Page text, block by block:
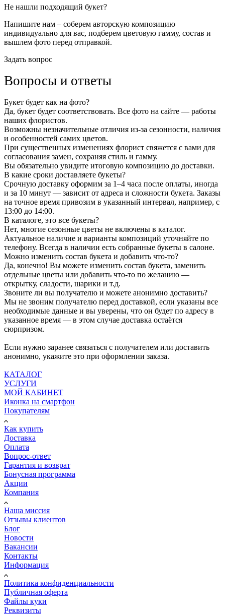
Не нашли подходящий букет?
Напишите нам – соберем авторскую композицию
индивидуально для вас, подберем цветовую гамму, состав и
вышлем фото перед отправкой.
Задать вопрос
Вопросы и ответы
Букет будет как на фото?
Да, букет будет соответствовать. Все фото на сайте — работы
наших флористов.
Возможны незначительные отличия из-за сезонности, наличия
и особенностей самих цветов.
При существенных изменениях флорист свяжется с вами для
согласования замен, сохраняя стиль и гамму.
Вы обязательно увидите итоговую композицию до доставки.
В какие сроки доставляете букеты?
Срочную доставку оформим за 1–4 часа после оплаты, иногда
и за 10 минут — зависит от адреса и сложности букета. Заказы
на точное время привозим в указанный интервал, например, с
13:00 до 14:00.
В каталоге, это все букеты?
Нет, многие сезонные цветы не включены в каталог.
Актуальное наличие и варианты композиций уточняйте по
телефону. Всегда в наличии есть собранные букеты в салоне.
Можно изменить состав букета и добавить что-то?
Да, конечно! Вы можете изменить состав букета, заменить
отдельные цветы или добавить что-то по желанию —
открытку, сладости, шарики и т.д.
Звоните ли вы получателю и можете анонимно доставить?
Мы не звоним получателю перед доставкой, если указаны все
необходимые данные и вы уверены, что он будет по адресу в
указанное время — в этом случае доставка остаётся
сюрпризом.
Если нужно заранее связаться с получателем или доставить
анонимно, укажите это при оформлении заказа.
КАТАЛОГ
УСЛУГИ
МОЙ КАБИНЕТ
Иконка на смартфон
Покупателям
Как купить
Доставка
Оплата
Вопрос-ответ
Гарантия и возврат
Бонусная программа
Акции
Компания
Наша миссия
Отзывы клиентов
Блог
Новости
Вакансии
Контакты
Информация
Политика конфиденциальности
Публичная оферта
Файлы куки
Реквизиты